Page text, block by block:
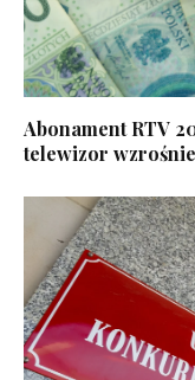
Abonament RTV
telewizor wzrośnie